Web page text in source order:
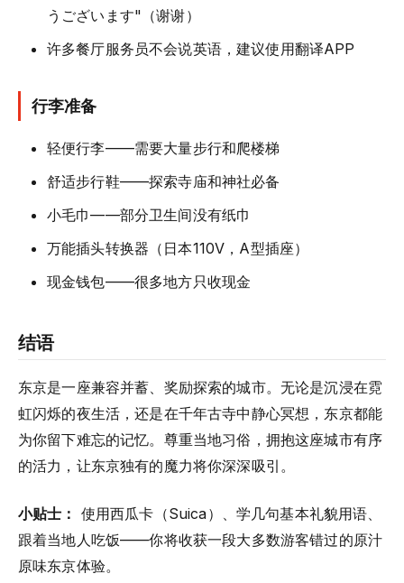
うございます"（谢谢）
许多餐厅服务员不会说英语，建议使用翻译APP
行李准备
轻便行李——需要大量步行和爬楼梯
舒适步行鞋——探索寺庙和神社必备
小毛巾——部分卫生间没有纸巾
万能插头转换器（日本110V，A型插座）
现金钱包——很多地方只收现金
结语
东京是一座兼容并蓄、奖励探索的城市。无论是沉浸在霓
虹闪烁的夜生活，还是在千年古寺中静心冥想，东京都能
为你留下难忘的记忆。尊重当地习俗，拥抱这座城市有序
的活力，让东京独有的魔力将你深深吸引。
小贴士： 使用西瓜卡（Suica）、学几句基本礼貌用语、
跟着当地人吃饭——你将收获一段大多数游客错过的原汁
原味东京体验。